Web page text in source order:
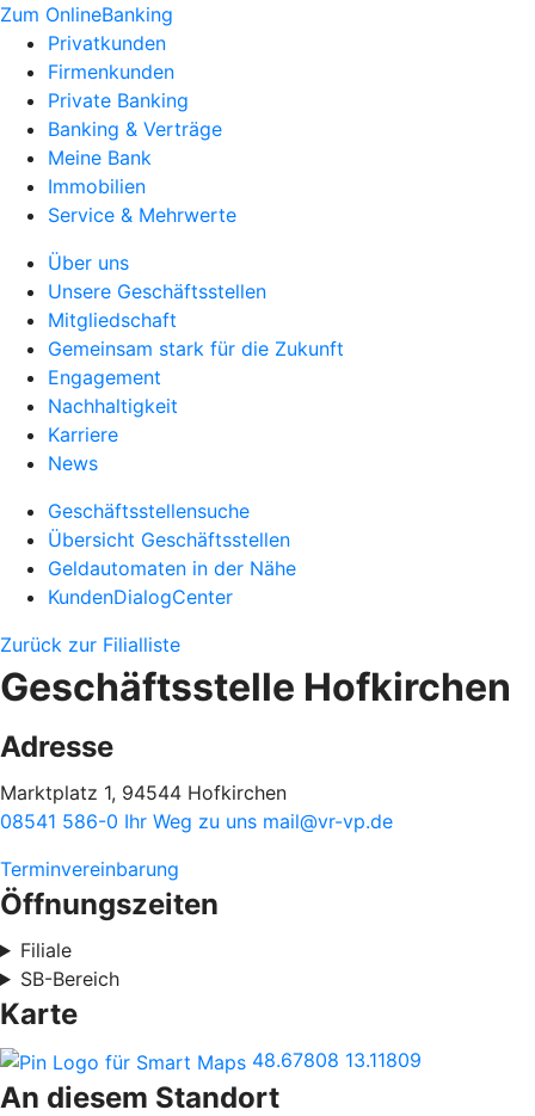
Zum OnlineBanking
Privatkunden
Firmenkunden
Private Banking
Banking & Verträge
Meine Bank
Immobilien
Service & Mehrwerte
Über uns
Unsere Geschäftsstellen
Mitgliedschaft
Gemeinsam stark für die Zukunft
Engagement
Nachhaltigkeit
Karriere
News
Geschäftsstellensuche
Übersicht Geschäftsstellen
Geldautomaten in der Nähe
KundenDialogCenter
Zurück zur Filialliste
Geschäftsstelle Hofkirchen
Adresse
Marktplatz 1, 94544 Hofkirchen
08541 586-0 Ihr Weg zu uns mail@vr-vp.de
Terminvereinbarung
Öffnungszeiten
Filiale
SB-Bereich
Karte
48.67808 13.11809
An diesem Standort